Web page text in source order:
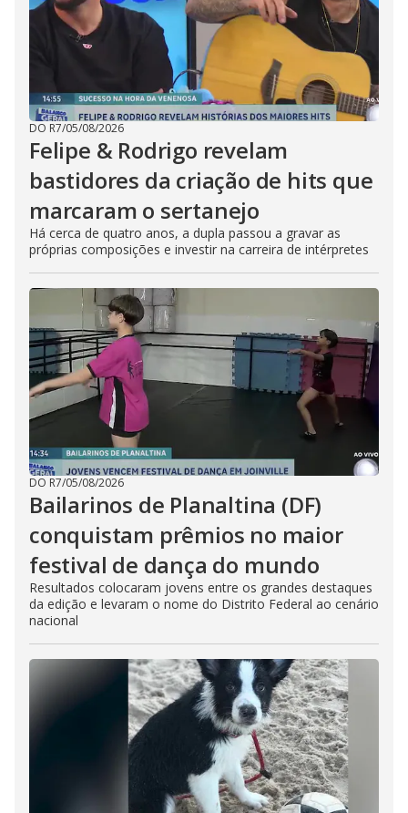
DO R7/05/08/2026
Felipe & Rodrigo revelam
bastidores da criação de hits que
marcaram o sertanejo
Há cerca de quatro anos, a dupla passou a gravar as
próprias composições e investir na carreira de intérpretes
DO R7/05/08/2026
Bailarinos de Planaltina (DF)
conquistam prêmios no maior
festival de dança do mundo
Resultados colocaram jovens entre os grandes destaques
da edição e levaram o nome do Distrito Federal ao cenário
nacional